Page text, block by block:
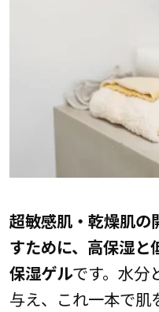
超敏感肌・乾燥肌の
すために、高保湿と
保湿ゲルです。水分
与え、これ一本で